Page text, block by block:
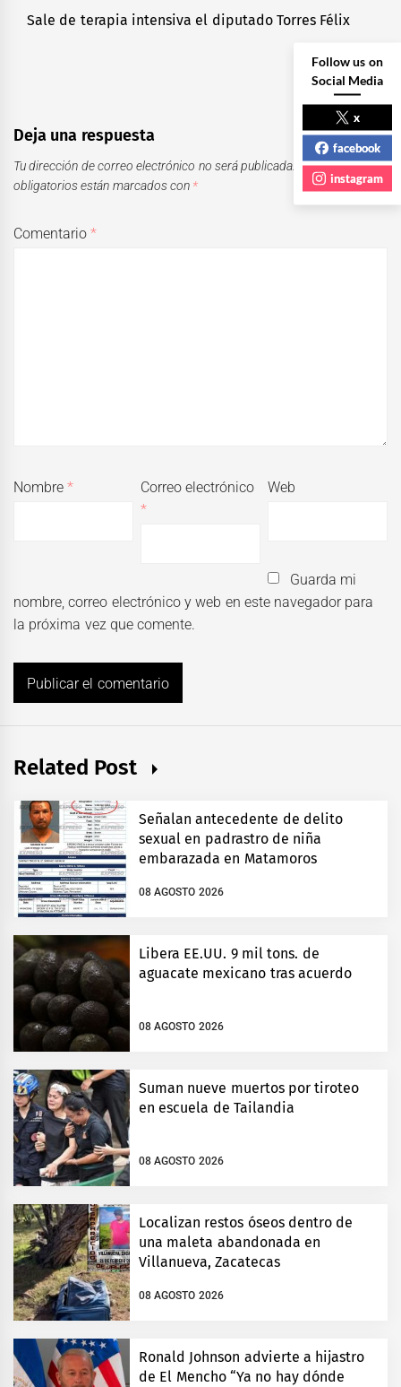
Next
Sale de terapia intensiva el diputado Torres Félix
Deja una respuesta
Tu dirección de correo electrónico no será publicada.
Los campos
obligatorios están marcados con *
Comentario*
Nombre*
Correo electrónico
*
Web
Guarda mi
nombre, correo electrónico y web en este navegador para
la próxima vez que comente.
Related Post
Señalan antecedente de delito
sexual en padrastro de niña
embarazada en Matamoros
08 AGOSTO 2026
Libera EE.UU. 9 mil tons. de
aguacate mexicano tras acuerdo
08 AGOSTO 2026
Suman nueve muertos por tiroteo
en escuela de Tailandia
08 AGOSTO 2026
Localizan restos óseos dentro de
una maleta abandonada en
Villanueva, Zacatecas
08 AGOSTO 2026
Ronald Johnson advierte a hijastro
de El Mencho “Ya no hay dónde
Follow us on
Social Media
x
facebook
instagram